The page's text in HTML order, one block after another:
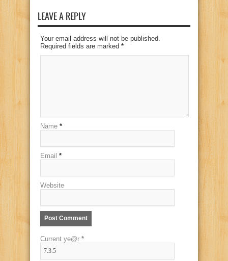
LEAVE A REPLY
Your email address will not be published.
Required fields are marked *
Name *
Email *
Website
Current ye@r *